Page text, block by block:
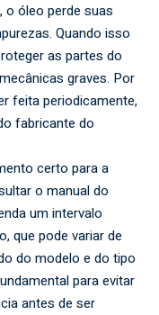
o óleo perde suas
Quando isso
as partes do
graves. Por
feita periodicamente,
fabricante do
certo para a
o manual do
um intervalo
que pode variar de
do modelo e do tipo
para evitar
antes de ser